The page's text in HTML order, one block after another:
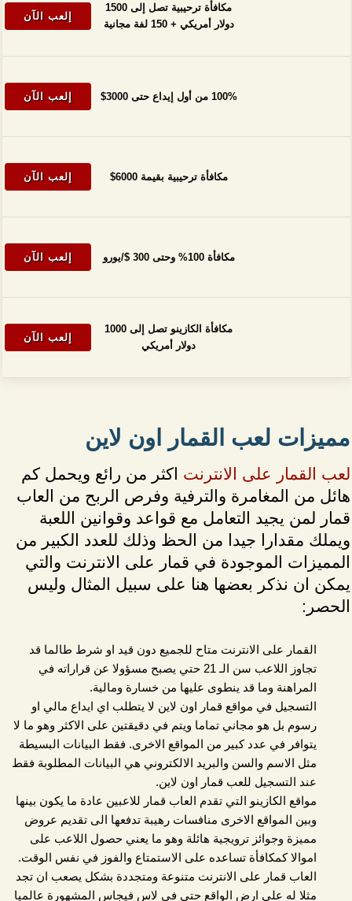
مكافأة ترحيبية تصل إلى 1500
دولار أمريكي + 150 لفة مجانية
إلعب الآن
100% من أول إيداع حتى 3000$ إلعب الآن
مكافأة ترحيبية بقيمة 6000$ إلعب الآن
مكافأة 100% وحتى 300 $/يورو إلعب الآن
مكافأة الكازينو تصل إلى 1000
دولار أمريكي
إلعب الآن
مميزات لعب القمار اون لاين
لعب القمار على الانترنت اكثر من رائع ويحمل كم
هائل من المغامرة والترفية وفرص الربح من العاب
قمار لمن يجيد التعامل مع قواعد وقوانين اللعبة
ويملك مقدارا جيدا من الحظ وذلك للعدد الكبير من
المميزات الموجودة في قمار على الانترنت والتي
يمكن ان نذكر بعضها هنا على سبيل المثال وليس
الحصر:
القمار على الانترنت متاح للجميع دون قيد او شرط طالما قد
تجاوز اللاعب سن الـ 21 حتي يصبح مسؤولا عن قراراته في
المراهنة وما قد ينطوى عليها من خسارة ومالية.
التسجيل في مواقع قمار اون لاين لا يتطلب اي ايداع مالي او
رسوم بل هو مجاني تماما ويتم في دقيقتين على الاكثر وهو ما لا
يتوافر في عدد كبير من المواقع الاخرى. فقط البيانات البسيطة
مثل الاسم والسن والبريد الالكتروني هي البيانات المطلوبة فقط
عند التسجيل للعب قمار اون لاين.
مواقع الكازينو التي تقدم العاب قمار للاعبين عادة ما يكون بينها
وبين المواقع الاخرى منافسات رهيبة تدفعها الى تقديم عروض
مميزة وجوائز ترويجية هائلة وهو ما يعني حصول اللاعب على
اموالا كمكافأة تساعده على الاستمتاع والفوز في نفس الوقت.
العاب قمار على الانترنت متنوعة ومتجددة بشكل يصعب ان تجد
مثلا له على ارض الواقع حتى في لاس فيجاس المشهورة عالميا